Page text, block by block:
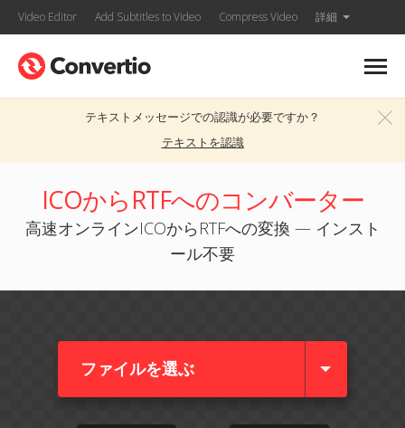
Video Editor Add Subtitles to Video Compress Video 詳細
テキストメッセージでの認識が必要ですか？
テキストを認識
ICOからRTFへのコンバーター
高速オンラインICOからRTFへの変換 — インスト
ール不要
ファイルを選ぶ